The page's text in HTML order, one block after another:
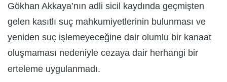
Gökhan Akkaya’nın adli sicil kaydında geçmişten
gelen kasıtlı suç mahkumiyetlerinin bulunması ve
yeniden suç işlemeyeceğine dair olumlu bir kanaat
oluşmaması nedeniyle cezaya dair herhangi bir
erteleme uygulanmadı.